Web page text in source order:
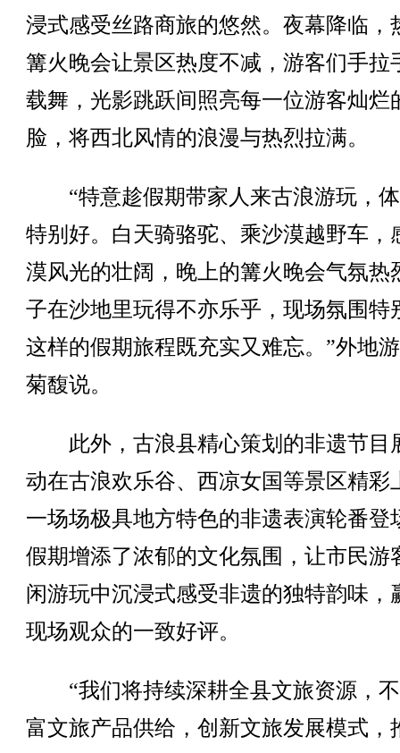
浸式感受丝路商旅的悠然。夜幕降临，
篝火晚会让景区热度不减，游客们手拉
载舞，光影跳跃间照亮每一位游客灿烂
脸，将西北风情的浪漫与热烈拉满。
“特意趁假期带家人来古浪游玩，
特别好。白天骑骆驼、乘沙漠越野车，
漠风光的壮阔，晚上的篝火晚会气氛热
子在沙地里玩得不亦乐乎，现场氛围特
这样的假期旅程既充实又难忘。”外地
菊馥说。
此外，古浪县精心策划的非遗节目
动在古浪欢乐谷、西凉女国等景区精彩
一场场极具地方特色的非遗表演轮番登
假期增添了浓郁的文化氛围，让市民游
闲游玩中沉浸式感受非遗的独特韵味，
现场观众的一致好评。
“我们将持续深耕全县文旅资源，
富文旅产品供给，创新文旅发展模式，